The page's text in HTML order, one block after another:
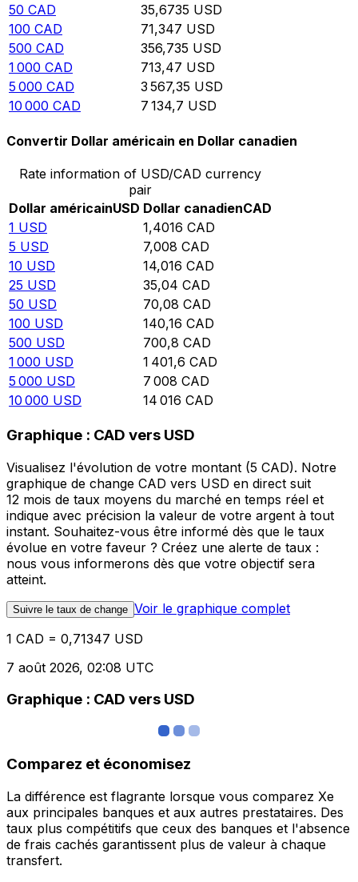
50 CAD 35,6735 USD
100 CAD 71,347 USD
500 CAD 356,735 USD
1 000 CAD 713,47 USD
5 000 CAD 3 567,35 USD
10 000 CAD 7 134,7 USD
Convertir Dollar américain en Dollar canadien
Rate information of USD/CAD currency
pair
Dollar américainUSD Dollar canadienCAD
1 USD 1,4016 CAD
5 USD 7,008 CAD
10 USD 14,016 CAD
25 USD 35,04 CAD
50 USD 70,08 CAD
100 USD 140,16 CAD
500 USD 700,8 CAD
1 000 USD 1 401,6 CAD
5 000 USD 7 008 CAD
10 000 USD 14 016 CAD
Graphique : CAD vers USD
Visualisez l'évolution de votre montant (5 CAD). Notre
graphique de change CAD vers USD en direct suit
12 mois de taux moyens du marché en temps réel et
indique avec précision la valeur de votre argent à tout
instant. Souhaitez-vous être informé dès que le taux
évolue en votre faveur ? Créez une alerte de taux :
nous vous informerons dès que votre objectif sera
atteint.
Suivre le taux de change Voir le graphique complet
1 CAD = 0,71347 USD
7 août 2026, 02:08 UTC
Graphique : CAD vers USD
Comparez et économisez
La différence est flagrante lorsque vous comparez Xe
aux principales banques et aux autres prestataires. Des
taux plus compétitifs que ceux des banques et l'absence
de frais cachés garantissent plus de valeur à chaque
transfert.